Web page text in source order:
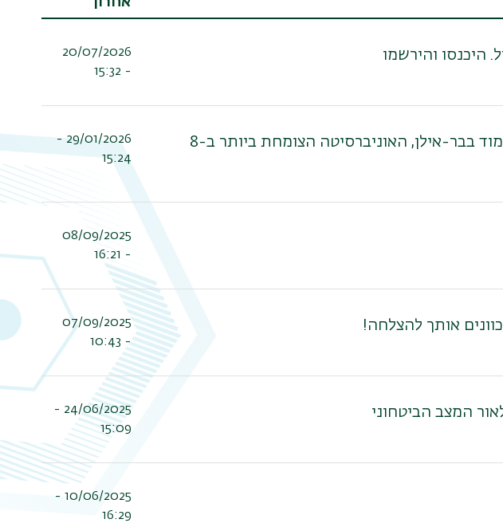
20/07/2026
- 15:32
הרשמה לשנת הלימודים תשפ"ז. בואו ללמוד בבר-אילן, האוניברסיטה הצומחת ביותר ב-8
29/01/2026 -
15:24
08/09/2025
- 16:21
אותך להצלחה!
07/09/2025
- 10:43
המצב הביטחוני
24/06/2025 -
15:09
10/06/2025 -
16:29